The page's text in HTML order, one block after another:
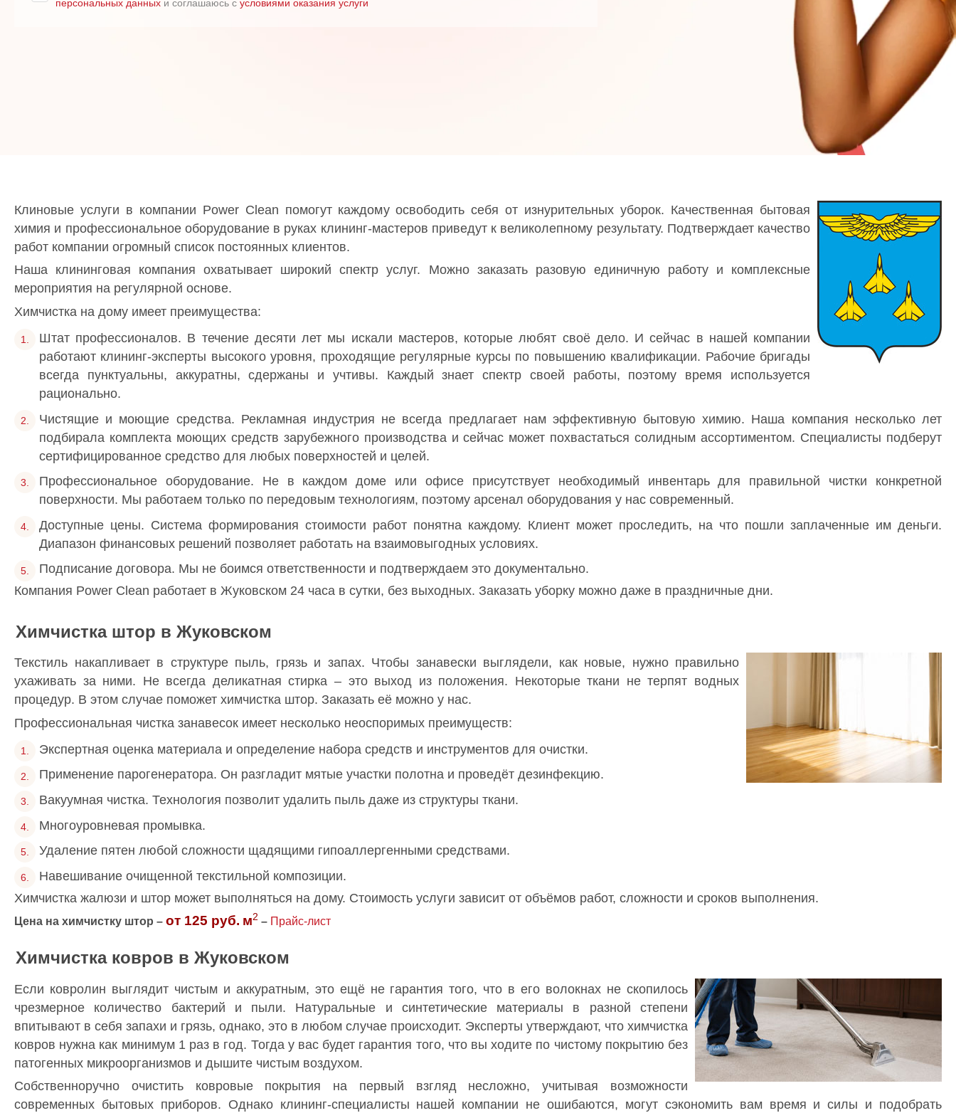
персональных данных и соглашаюсь с условиями оказания услуги
Клиновые услуги в компании Power Clean помогут каждому освободить себя от изнурительных уборок. Качественная бытовая
химия и профессиональное оборудование в руках клининг-мастеров приведут к великолепному результату. Подтверждает качество
работ компании огромный список постоянных клиентов.
Наша клининговая компания охватывает широкий спектр услуг. Можно заказать разовую единичную работу и комплексные
мероприятия на регулярной основе.
Химчистка на дому имеет преимущества:
Штат профессионалов. В течение десяти лет мы искали мастеров, которые любят своё дело. И сейчас в нашей компании
работают клининг-эксперты высокого уровня, проходящие регулярные курсы по повышению квалификации. Рабочие бригады
всегда пунктуальны, аккуратны, сдержаны и учтивы. Каждый знает спектр своей работы, поэтому время используется
рационально.
Чистящие и моющие средства. Рекламная индустрия не всегда предлагает нам эффективную бытовую химию. Наша компания несколько лет
подбирала комплекта моющих средств зарубежного производства и сейчас может похвастаться солидным ассортиментом. Специалисты подберут
сертифицированное средство для любых поверхностей и целей.
Профессиональное оборудование. Не в каждом доме или офисе присутствует необходимый инвентарь для правильной чистки конкретной
поверхности. Мы работаем только по передовым технологиям, поэтому арсенал оборудования у нас современный.
Доступные цены. Система формирования стоимости работ понятна каждому. Клиент может проследить, на что пошли заплаченные им деньги.
Диапазон финансовых решений позволяет работать на взаимовыгодных условиях.
Подписание договора. Мы не боимся ответственности и подтверждаем это документально.
Компания Power Clean работает в Жуковском 24 часа в сутки, без выходных. Заказать уборку можно даже в праздничные дни.
Химчистка штор в Жуковском
Текстиль накапливает в структуре пыль, грязь и запах. Чтобы занавески выглядели, как новые, нужно правильно
ухаживать за ними. Не всегда деликатная стирка – это выход из положения. Некоторые ткани не терпят водных
процедур. В этом случае поможет химчистка штор. Заказать её можно у нас.
Профессиональная чистка занавесок имеет несколько неоспоримых преимуществ:
Экспертная оценка материала и определение набора средств и инструментов для очистки.
Применение парогенератора. Он разгладит мятые участки полотна и проведёт дезинфекцию.
Вакуумная чистка. Технология позволит удалить пыль даже из структуры ткани.
Многоуровневая промывка.
Удаление пятен любой сложности щадящими гипоаллергенными средствами.
Навешивание очищенной текстильной композиции.
Химчистка жалюзи и штор может выполняться на дому. Стоимость услуги зависит от объёмов работ, сложности и сроков выполнения.
Цена на химчистку штор – от 125 руб. м2 – Прайс-лист
Химчистка ковров в Жуковском
Если ковролин выглядит чистым и аккуратным, это ещё не гарантия того, что в его волокнах не скопилось
чрезмерное количество бактерий и пыли. Натуральные и синтетические материалы в разной степени
впитывают в себя запахи и грязь, однако, это в любом случае происходит. Эксперты утверждают, что химчистка
ковров нужна как минимум 1 раз в год. Тогда у вас будет гарантия того, что вы ходите по чистому покрытию без
патогенных микроорганизмов и дышите чистым воздухом.
Собственноручно очистить ковровые покрытия на первый взгляд несложно, учитывая возможности
современных бытовых приборов. Однако клининг-специалисты нашей компании не ошибаются, могут сэкономить вам время и силы и подобрать